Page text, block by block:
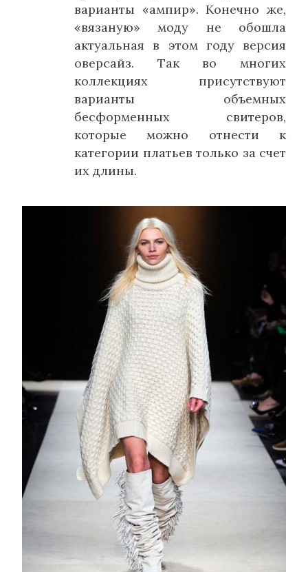
варианты «ампир». Конечно же,
«вязаную» моду не обошла
актуальная в этом году версия
оверсайз. Так во многих
коллекциях присутствуют
варианты объемных
бесформенных свитеров,
которые можно отнести к
категории платьев только за счет
их длины.